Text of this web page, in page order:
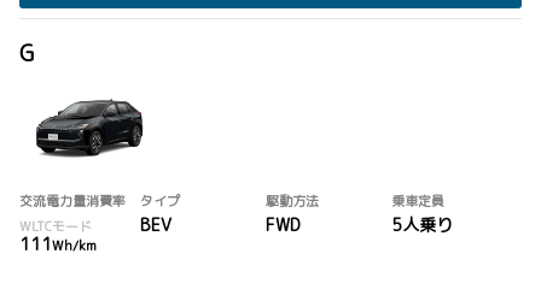
G
交流電力量消費率
WLTCモード
111Wh/km
タイプ
BEV
駆動方法
FWD
乗車定員
5人乗り